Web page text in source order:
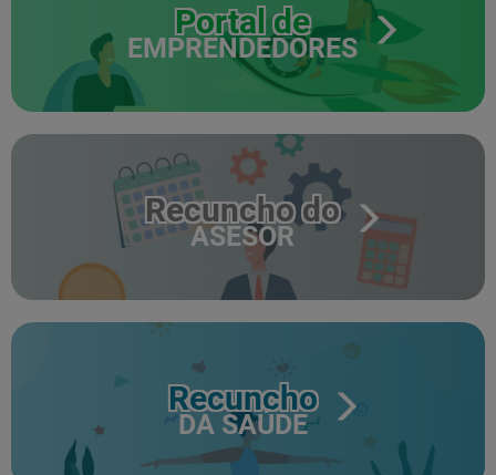
Portal de
EMPRENDEDORES
Recuncho do
ASESOR
Recuncho
DA SAÚDE